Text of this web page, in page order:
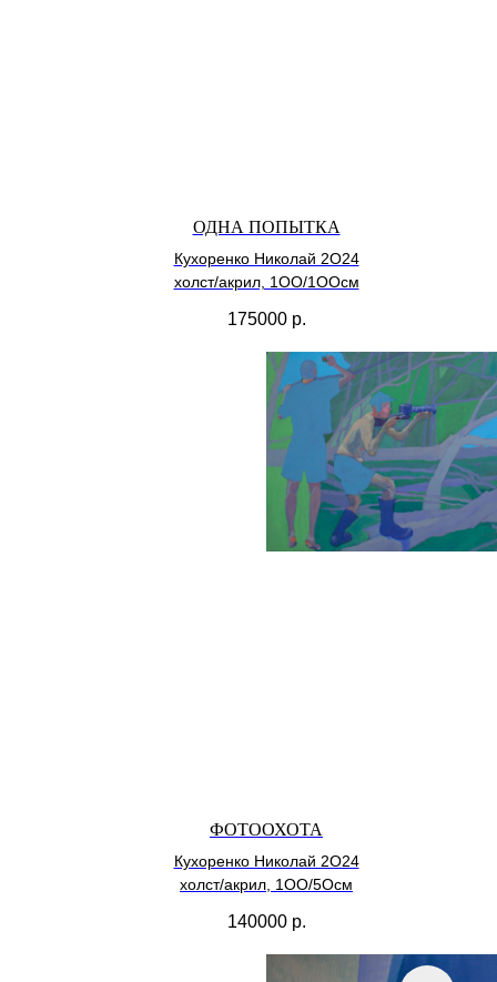
ОДНА ПОПЫТКА
Кухоренко Николай 2О24
холст/акрил, 1ОО/1ООсм
175000 р.
ФОТООХОТА
Кухоренко Николай 2О24
холст/акрил, 1ОО/5Осм
140000 р.